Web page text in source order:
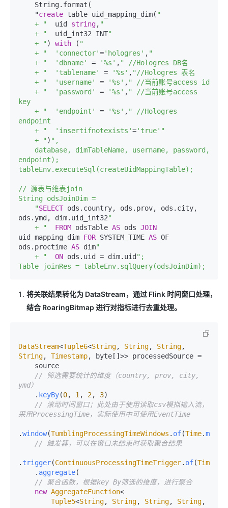
    "
create table uid_mapping_dim( "
    + "
  uid
string, "
    + "
  uid_int32 INT
"
    + "
) with ( "
    + "
'connector'='hologres' , "
    + "
'dbname' = '%s' , " //Hologres DB名
    + "
'tablename' = '%s' , "//Hologres 表名
    + "
'username' = '%s' , " //当前账号access id
    + "
'password' = '%s' , " //当前账号access
key
    + "
'endpoint' = '%s' , " //Hologres
endpoint
    + "
'insertifnotexists'='true' "
    + "
) ",
endpoint);
tableEnv.executeSql(createUidMappingTable);
// 源表与维表join
String odsJoinDim =
    "
SELECT ods.country, ods.prov, ods.city,
ods.ymd, dim.uid_int32"
    + "
FROM odsTable AS ods JOIN
uid_mapping_dim FOR SYSTEM_TIME AS OF
ods.proctime AS dim"
    + "
ON ods.uid = dim.uid ";
Table joinRes = tableEnv.sqlQuery(odsJoinDim);
将关联结果转化为 DataStream，通过 Flink 时间窗口处理，
结合 RoaringBitmap 进行对指标进行去重处理。
DataStream<Tuple6<String, String, String
String, Timestamp, byte[]>> processedSource =
// 筛选需要统计的维度（country, prov, city,
ymd）
    .
keyBy(0, 1 , 2, 3)
// 滚动时间窗口；此处由于使用读取csv模拟输入流，
采用ProcessingTime，实际使用中可使用EventTime
.window(TumblingProcessingTimeWindows . of(Time.
// 触发器，可以在窗口未结束时获取聚合结果
. trigger(ContinuousProcessingTimeTrigger. of(Time
    .
aggregate(
// 聚合函数，根据key By筛选的维度，进行聚合
new AggregateFunction<
Tuple5<String, String, String, String